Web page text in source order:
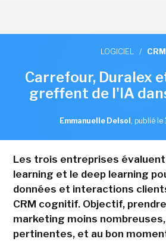
LOGICIEL / CRM
Carrefour, Duralex
greffent de l'IA
Emmanuelle Delsol , publié le
Les trois entreprises évaluent
learning et le deep learning
données et interactions
CRM cognitif. Objectif,
marketing moins
pertinentes, et au bon